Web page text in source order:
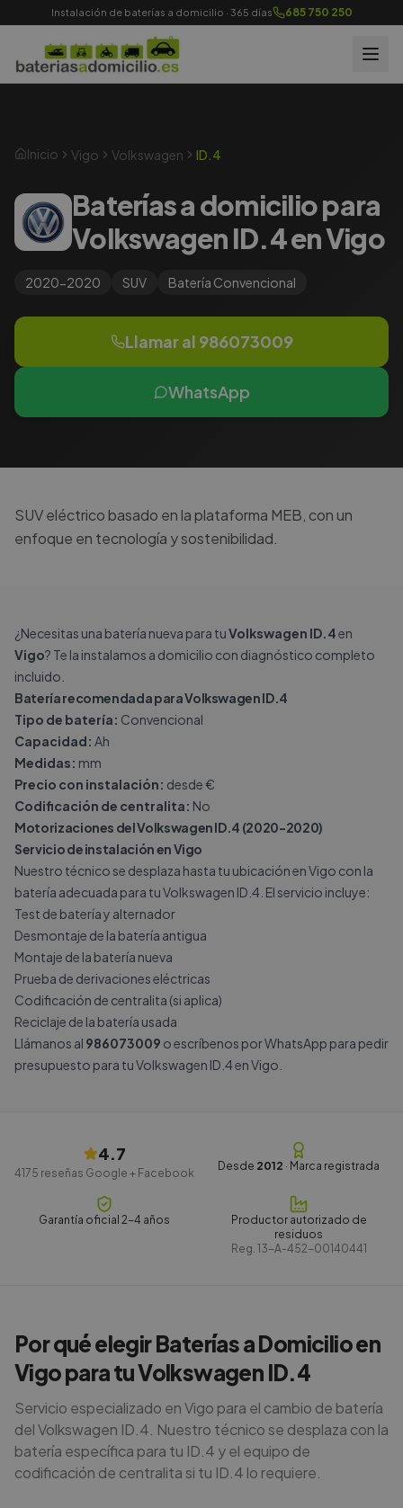
Instalación de baterías a domicilio · 365 días 685 750 250
Inicio Vigo Volkswagen ID.4
Baterías a domicilio para
Volkswagen ID.4 en Vigo
2020-2020 SUV Batería Convencional
Llamar al 986073009
WhatsApp
SUV eléctrico basado en la plataforma MEB, con un
enfoque en tecnología y sostenibilidad.
¿Necesitas una batería nueva para tuVolkswagen ID.4en
Vigo? Te la instalamos a domicilio con diagnóstico completo
incluido.
Batería recomendada para Volkswagen ID.4
Tipo de batería: Convencional
Capacidad: Ah
Medidas: mm
Precio con instalación: desde €
Codificación de centralita: No
Motorizaciones del Volkswagen ID.4 (2020-2020)
Servicio de instalación en Vigo
Nuestro técnico se desplaza hasta tu ubicación en Vigo con la
batería adecuada para tu Volkswagen ID.4. El servicio incluye:
Test de batería y alternador
Desmontaje de la batería antigua
Montaje de la batería nueva
Prueba de derivaciones eléctricas
Codificación de centralita (si aplica)
Reciclaje de la batería usada
Llámanos al 986073009 o escríbenos porWhatsApp para pedir
presupuesto para tu Volkswagen ID.4 en Vigo.
4.7
4175 reseñas Google + Facebook
Desde 2012 · Marca registrada
Garantía oficial 2-4 años
Productor autorizado de
residuos
Reg. 13-A-452-00140441
Por qué elegir Baterías a Domicilio en
Vigo para tu Volkswagen ID.4
Servicio especializado en Vigo para el cambio de batería
del Volkswagen ID.4. Nuestro técnico se desplaza con la
batería específica para tu ID.4 y el equipo de
codificación de centralita si tu ID.4 lo requiere.